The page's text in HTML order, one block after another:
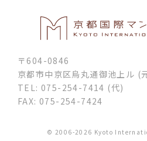
〒604-0846
京都市中京区烏丸通御池上ル (
TEL: 075-254-7414 (代)
FAX: 075-254-7424
© 2006-2026 Kyoto